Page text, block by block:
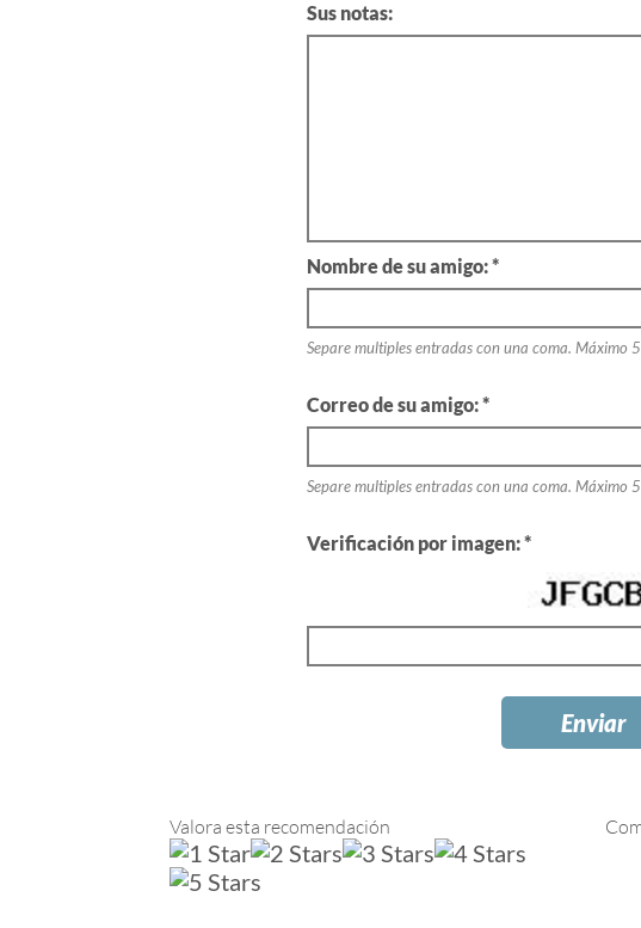
Sus notas:
Nombre de su amigo: *
Separe multiples entradas con una coma. Máximo
Correo de su amigo: *
Separe multiples entradas con una coma. Máximo
Verificación por imagen: *
Valora esta recomendación